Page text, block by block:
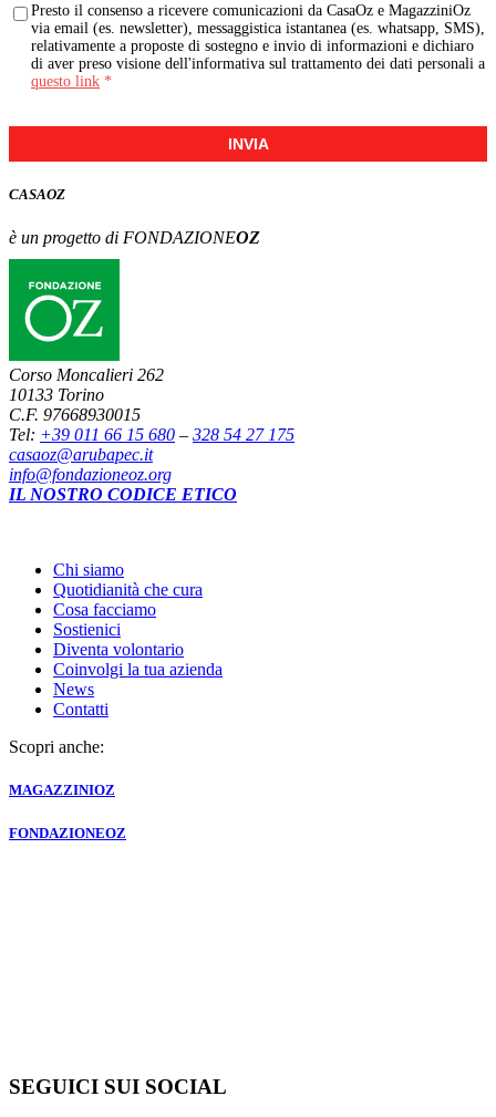
Presto il consenso a ricevere comunicazioni da CasaOz e MagazziniOz
via email (es. newsletter), messaggistica istantanea (es. whatsapp, SMS),
relativamente a proposte di sostegno e invio di informazioni e dichiaro
di aver preso visione dell'informativa sul trattamento dei dati personali a
questo link *
INVIA
CASAOZ
è un progetto di FONDAZIONEOZ
Corso Moncalieri 262
10133 Torino
C.F. 97668930015
Tel: +39 011 66 15 680 – 328 54 27 175
casaoz@arubapec.it
info@fondazioneoz.org
IL NOSTRO CODICE ETICO
Chi siamo
Quotidianità che cura
Cosa facciamo
Sostienici
Diventa volontario
Coinvolgi la tua azienda
News
Contatti
Scopri anche:
MAGAZZINIOZ
FONDAZIONEOZ
SEGUICI SUI SOCIAL